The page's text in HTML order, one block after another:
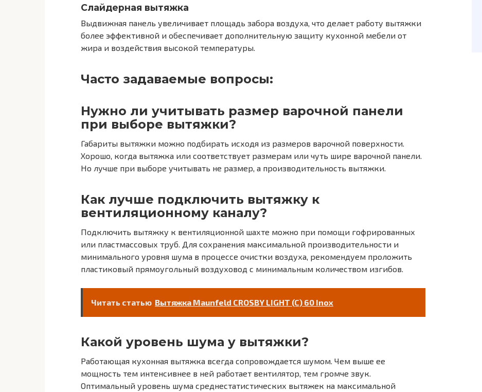
Слайдерная вытяжка
Выдвижная панель увеличивает площадь забора воздуха, что делает работу вытяжки
более эффективной и обеспечивает дополнительную защиту кухонной мебели от
жира и воздействия высокой температуры.
Часто задаваемые вопросы:
Нужно ли учитывать размер варочной панели
при выборе вытяжки?
Габариты вытяжки можно подбирать исходя из размеров варочной поверхности.
Хорошо, когда вытяжка или соответствует размерам или чуть шире варочной панели.
Но лучше при выборе учитывать не размер, а производительность вытяжки.
Как лучше подключить вытяжку к
вентиляционному каналу?
Подключить вытяжку к вентиляционной шахте можно при помощи гофрированных
или пластмассовых труб. Для сохранения максимальной производительности и
минимального уровня шума в процессе очистки воздуха, рекомендуем проложить
пластиковый прямоугольный воздуховод с минимальным количеством изгибов.
Читать статью Вытяжка Maunfeld CROSBY LIGHT (C) 60 Inox
Какой уровень шума у вытяжки?
Работающая кухонная вытяжка всегда сопровождается шумом. Чем выше ее
мощность тем интенсивнее в ней работает вентилятор, тем громче звук.
Оптимальный уровень шума среднестатистических вытяжек на максимальной